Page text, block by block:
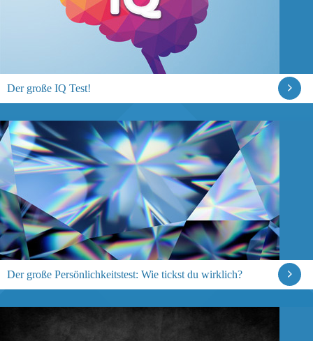
Der große IQ Test!
Der große Persönlichkeitstest: Wie tickst du wirklich?